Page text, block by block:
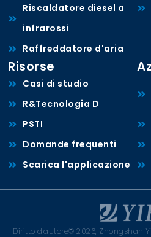
Riscaldatore diesel a
infrarossi
Raffreddatore d'aria
Risorse
Casi di studio
R&Tecnologia D
PSTI
Domande frequenti
Scarica l'applicazione
Diritto d'autore© 2026, Zhongshan